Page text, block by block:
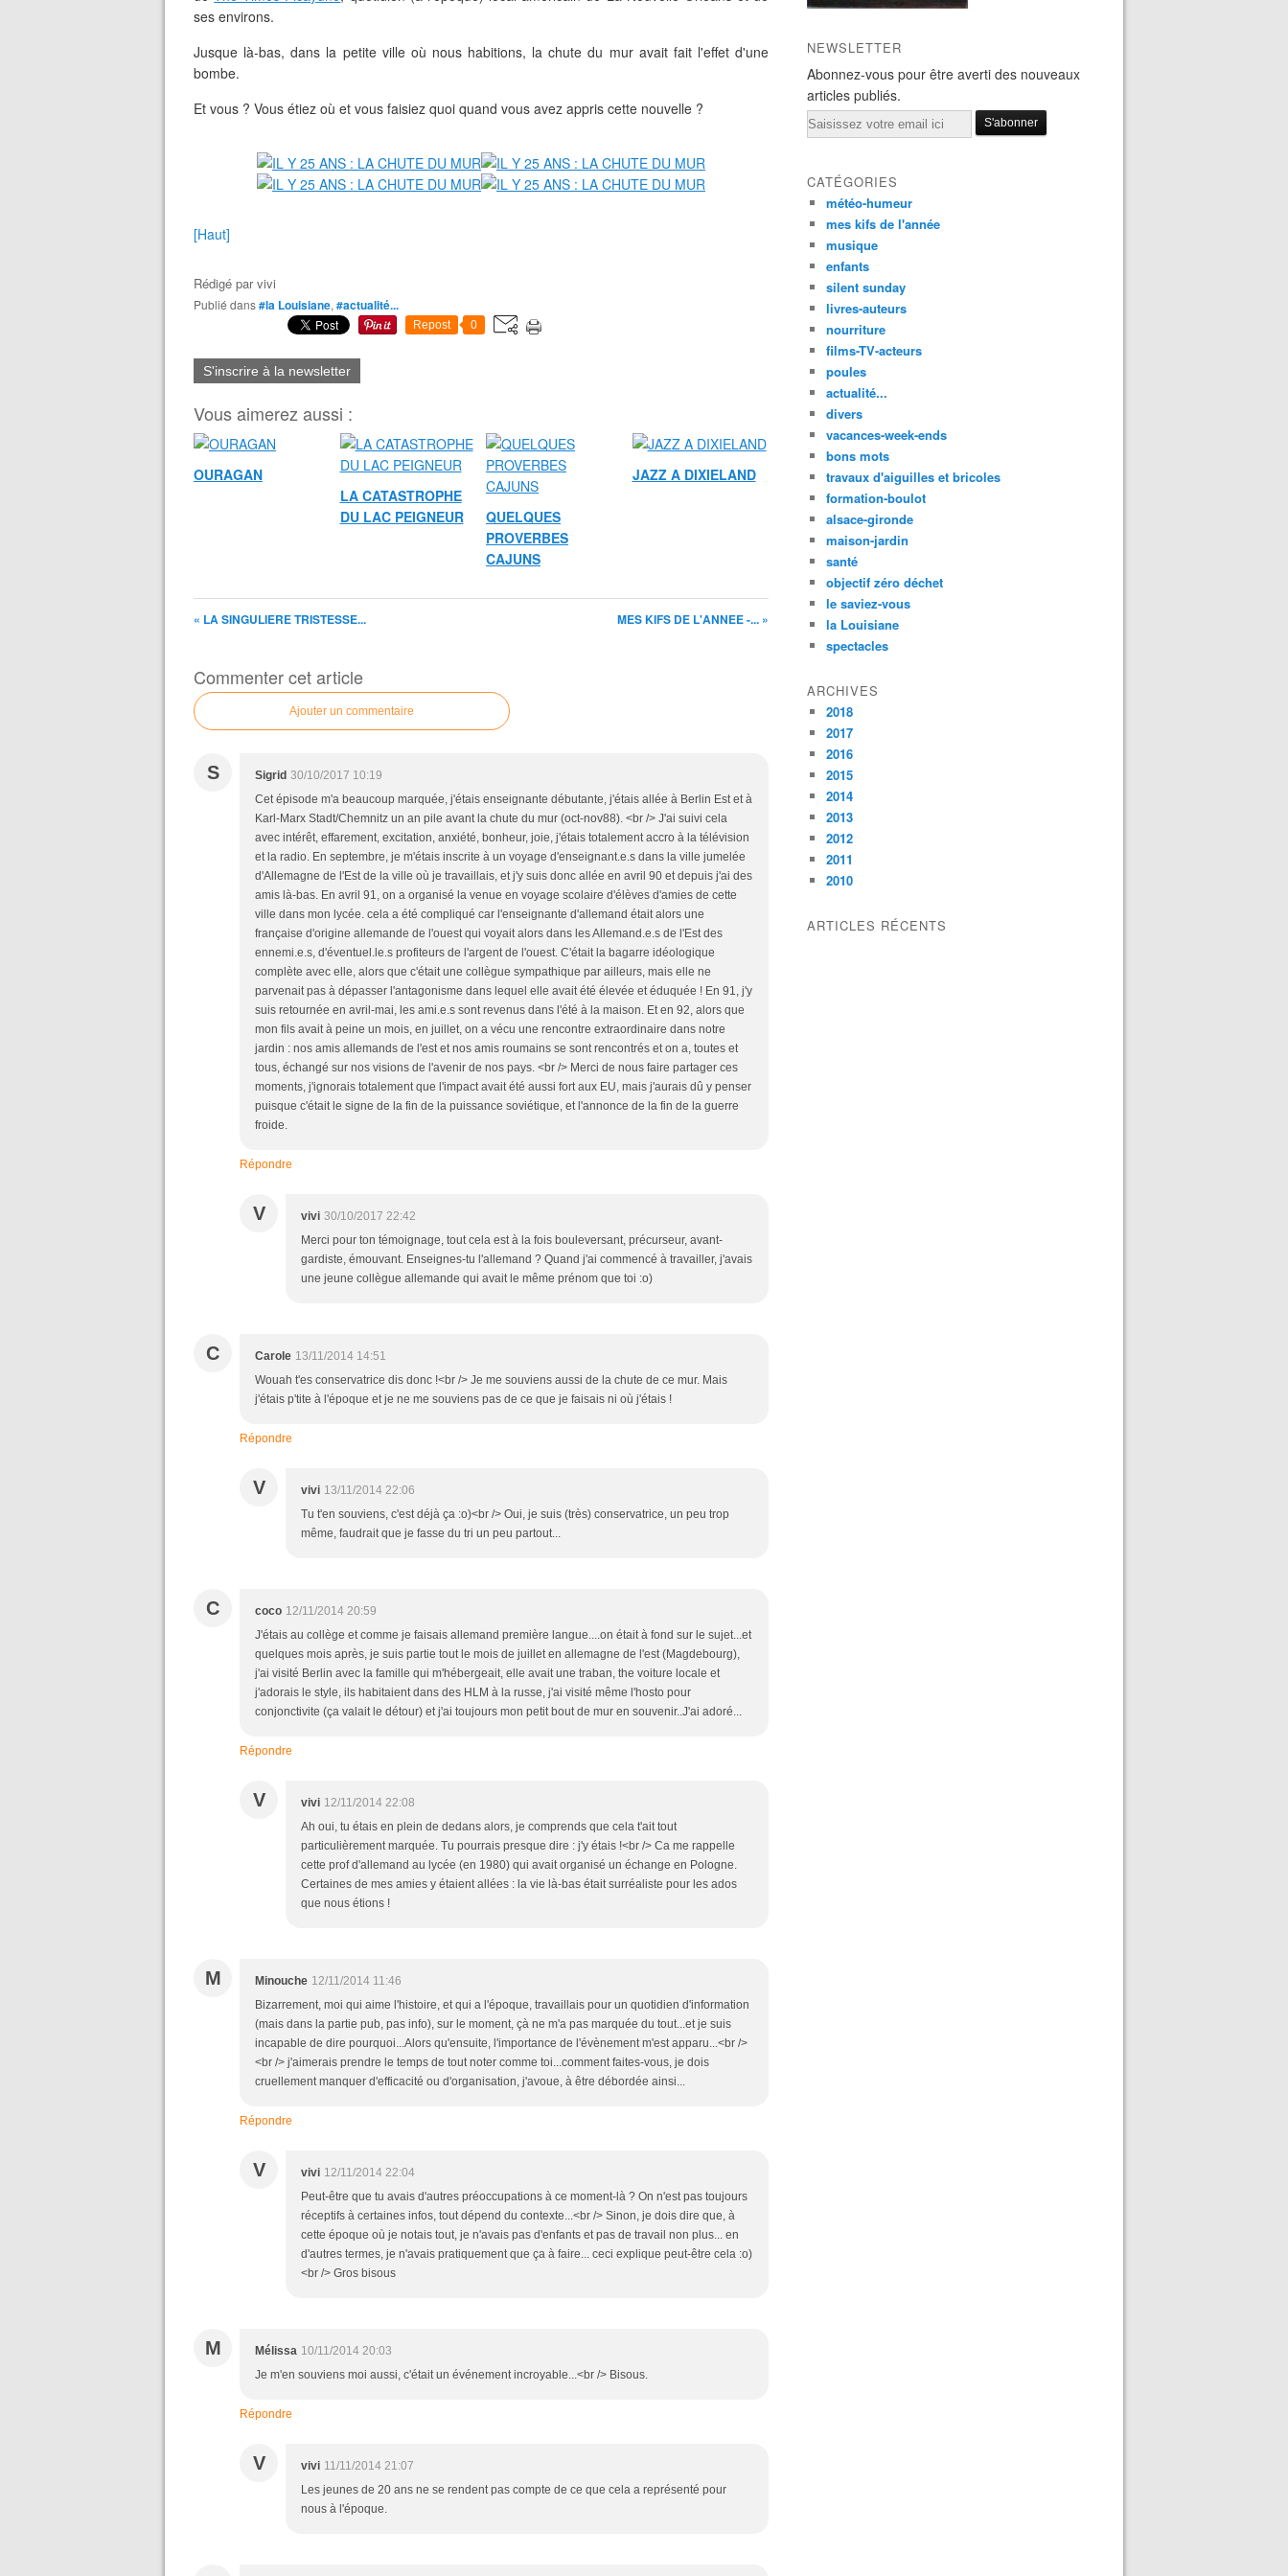
ses environs.
Jusque là-bas, dans la petite ville où nous habitions, la chute du mur avait fait l'effet d'une
bombe.
Et vous ? Vous étiez où et vous faisiez quoi quand vous avez appris cette nouvelle ?
[Haut]
Rédigé parvivi
Publié dans#la Louisiane, #actualité...
Repost 0
S'inscrire à la newsletter
Vous aimerez aussi :
OURAGAN
LA CATASTROPHE
DU LAC PEIGNEUR
QUELQUES
PROVERBES
CAJUNS
JAZZ A DIXIELAND
« LA SINGULIERE TRISTESSE... MES KIFS DE L'ANNEE -... »
Commenter cet article
Ajouter un commentaire
S Sigrid 30/10/2017 10:19
Cet épisode m'a beaucoup marquée, j'étais enseignante débutante, j'étais allée à Berlin Est et à
Karl-Marx Stadt/Chemnitz un an pile avant la chute du mur (oct-nov88). <br /> J'ai suivi cela
avec intérêt, effarement, excitation, anxiété, bonheur, joie, j'étais totalement accro à la télévision
et la radio. En septembre, je m'étais inscrite à un voyage d'enseignant.e.s dans la ville jumelée
d'Allemagne de l'Est de la ville où je travaillais, et j'y suis donc allée en avril 90 et depuis j'ai des
amis là-bas. En avril 91, on a organisé la venue en voyage scolaire d'élèves d'amies de cette
ville dans mon lycée. cela a été compliqué car l'enseignante d'allemand était alors une
française d'origine allemande de l'ouest qui voyait alors dans les Allemand.e.s de l'Est des
ennemi.e.s, d'éventuel.le.s profiteurs de l'argent de l'ouest. C'était la bagarre idéologique
complète avec elle, alors que c'était une collègue sympathique par ailleurs, mais elle ne
parvenait pas à dépasser l'antagonisme dans lequel elle avait été élevée et éduquée ! En 91, j'y
suis retournée en avril-mai, les ami.e.s sont revenus dans l'été à la maison. Et en 92, alors que
mon fils avait à peine un mois, en juillet, on a vécu une rencontre extraordinaire dans notre
jardin : nos amis allemands de l'est et nos amis roumains se sont rencontrés et on a, toutes et
tous, échangé sur nos visions de l'avenir de nos pays. <br /> Merci de nous faire partager ces
moments, j'ignorais totalement que l'impact avait été aussi fort aux EU, mais j'aurais dû y penser
puisque c'était le signe de la fin de la puissance soviétique, et l'annonce de la fin de la guerre
froide.
Répondre
V vivi 30/10/2017 22:42
Merci pour ton témoignage, tout cela est à la fois bouleversant, précurseur, avant-
gardiste, émouvant. Enseignes-tu l'allemand ? Quand j'ai commencé à travailler, j'avais
une jeune collègue allemande qui avait le même prénom que toi :o)
C Carole 13/11/2014 14:51
Wouah t'es conservatrice dis donc !<br /> Je me souviens aussi de la chute de ce mur. Mais
j'étais p'tite à l'époque et je ne me souviens pas de ce que je faisais ni où j'étais !
Répondre
V vivi 13/11/2014 22:06
Tu t'en souviens, c'est déjà ça :o)<br /> Oui, je suis (très) conservatrice, un peu trop
même, faudrait que je fasse du tri un peu partout...
C coco 12/11/2014 20:59
J'étais au collège et comme je faisais allemand première langue....on était à fond sur le sujet...et
quelques mois après, je suis partie tout le mois de juillet en allemagne de l'est (Magdebourg),
j'ai visité Berlin avec la famille qui m'hébergeait, elle avait une traban, the voiture locale et
j'adorais le style, ils habitaient dans des HLM à la russe, j'ai visité même l'hosto pour
conjonctivite (ça valait le détour) et j'ai toujours mon petit bout de mur en souvenir..J'ai adoré...
Répondre
V vivi 12/11/2014 22:08
Ah oui, tu étais en plein de dedans alors, je comprends que cela t'ait tout
particulièrement marquée. Tu pourrais presque dire : j'y étais !<br /> Ca me rappelle
cette prof d'allemand au lycée (en 1980) qui avait organisé un échange en Pologne.
Certaines de mes amies y étaient allées : la vie là-bas était surréaliste pour les ados
que nous étions !
M Minouche 12/11/2014 11:46
Bizarrement, moi qui aime l'histoire, et qui a l'époque, travaillais pour un quotidien d'information
(mais dans la partie pub, pas info), sur le moment, çà ne m'a pas marquée du tout...et je suis
incapable de dire pourquoi...Alors qu'ensuite, l'importance de l'évènement m'est apparu...<br />
<br /> j'aimerais prendre le temps de tout noter comme toi...comment faites-vous, je dois
cruellement manquer d'efficacité ou d'organisation, j'avoue, à être débordée ainsi...
Répondre
V vivi 12/11/2014 22:04
Peut-être que tu avais d'autres préoccupations à ce moment-là ? On n'est pas toujours
réceptifs à certaines infos, tout dépend du contexte...<br /> Sinon, je dois dire que, à
cette époque où je notais tout, je n'avais pas d'enfants et pas de travail non plus... en
d'autres termes, je n'avais pratiquement que ça à faire... ceci explique peut-être cela :o)
<br /> Gros bisous
M Mélissa 10/11/2014 20:03
Je m'en souviens moi aussi, c'était un événement incroyable...<br /> Bisous.
Répondre
V vivi 11/11/2014 21:07
Les jeunes de 20 ans ne se rendent pas compte de ce que cela a représenté pour
nous à l'époque.
NEWSLETTER
Abonnez-vous pour être averti des nouveaux
articles publiés.
Email
CATÉGORIES
météo-humeur
mes kifs de l'année
musique
enfants
silent sunday
livres-auteurs
nourriture
films-TV-acteurs
poules
actualité...
divers
vacances-week-ends
bons mots
travaux d'aiguilles et bricoles
formation-boulot
alsace-gironde
maison-jardin
santé
objectif zéro déchet
le saviez-vous
la Louisiane
spectacles
ARCHIVES
2018
2017
2016
2015
2014
2013
2012
2011
2010
ARTICLES RÉCENTS